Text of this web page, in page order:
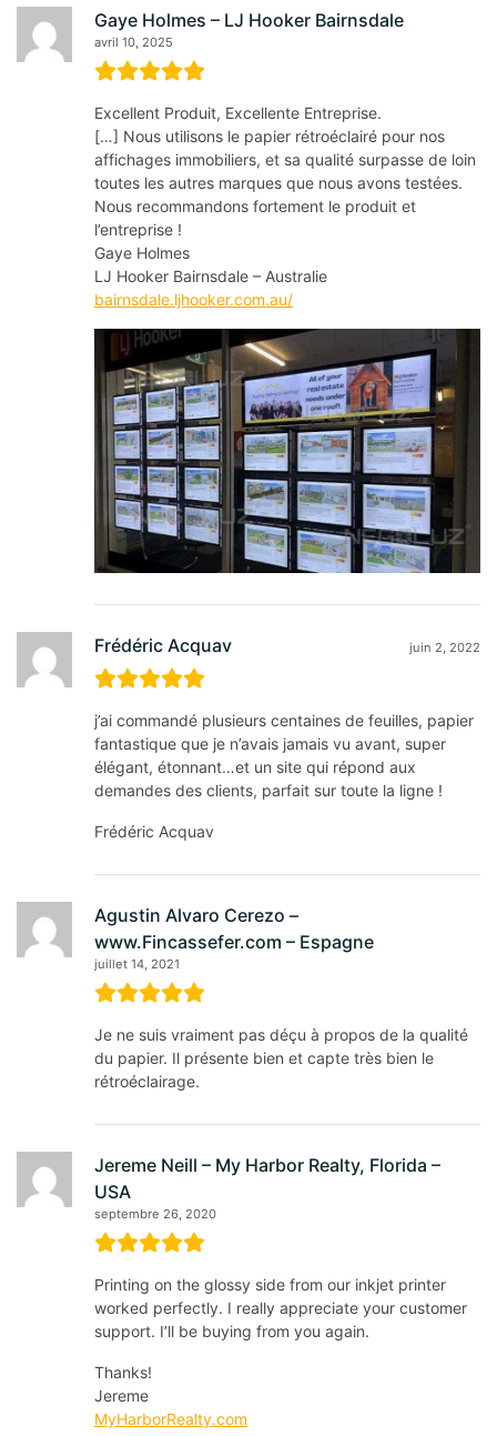
Gaye Holmes – LJ Hooker Bairnsdale
avril 10, 2025
Excellent Produit, Excellente Entreprise.
[…] Nous utilisons le papier rétroéclairé pour nos
affichages immobiliers, et sa qualité surpasse de loin
toutes les autres marques que nous avons testées.
Nous recommandons fortement le produit et
l’entreprise !
Gaye Holmes
LJ Hooker Bairnsdale – Australie
bairnsdale.ljhooker.com.au/
Frédéric Acquav juin 2, 2022
j’ai commandé plusieurs centaines de feuilles, papier
fantastique que je n’avais jamais vu avant, super
élégant, étonnant…et un site qui répond aux
demandes des clients, parfait sur toute la ligne !
Frédéric Acquav
Agustin Alvaro Cerezo –
www.Fincassefer.com – Espagne
juillet 14, 2021
Je ne suis vraiment pas déçu à propos de la qualité
du papier. Il présente bien et capte très bien le
rétroéclairage.
Jereme Neill – My Harbor Realty, Florida –
USA
septembre 26, 2020
Printing on the glossy side from our inkjet printer
worked perfectly. I really appreciate your customer
support. I’ll be buying from you again.
Thanks!
Jereme
MyHarborRealty.com